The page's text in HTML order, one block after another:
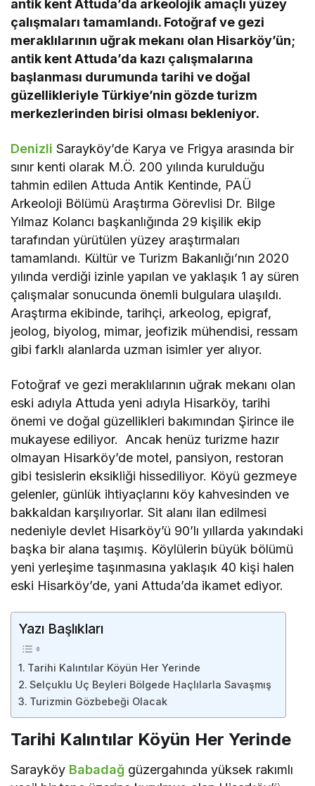
antik kent Attuda’da arkeolojik amaçlı yüzey
çalışmaları tamamlandı. Fotoğraf ve gezi
meraklılarının uğrak mekanı olan Hisarköy’ün;
antik kent Attuda’da kazı çalışmalarına
başlanması durumunda tarihi ve doğal
güzellikleriyle Türkiye’nin gözde turizm
merkezlerinden birisi olması bekleniyor.
Denizli Sarayköy’de Karya ve Frigya arasında bir
sınır kenti olarak M.Ö. 200 yılında kurulduğu
tahmin edilen Attuda Antik Kentinde, PAÜ
Arkeoloji Bölümü Araştırma Görevlisi Dr. Bilge
Yılmaz Kolancı başkanlığında 29 kişilik ekip
tarafından yürütülen yüzey araştırmaları
tamamlandı. Kültür ve Turizm Bakanlığı’nın 2020
yılında verdiği izinle yapılan ve yaklaşık 1 ay süren
çalışmalar sonucunda önemli bulgulara ulaşıldı.
Araştırma ekibinde, tarihçi, arkeolog, epigraf,
jeolog, biyolog, mimar, jeofizik mühendisi, ressam
gibi farklı alanlarda uzman isimler yer alıyor.
Fotoğraf ve gezi meraklılarının uğrak mekanı olan
eski adıyla Attuda yeni adıyla Hisarköy, tarihi
önemi ve doğal güzellikleri bakımından Şirince ile
mukayese ediliyor. Ancak henüz turizme hazır
olmayan Hisarköy’de motel, pansiyon, restoran
gibi tesislerin eksikliği hissediliyor. Köyü gezmeye
gelenler, günlük ihtiyaçlarını köy kahvesinden ve
bakkaldan karşılıyorlar. Sit alanı ilan edilmesi
nedeniyle devlet Hisarköy’ü 90’lı yıllarda yakındaki
başka bir alana taşımış. Köylülerin büyük bölümü
yeni yerleşime taşınmasına yaklaşık 40 kişi halen
eski Hisarköy’de, yani Attuda’da ikamet ediyor.
Yazı Başlıkları
Tarihi Kalıntılar Köyün Her Yerinde
Selçuklu Uç Beyleri Bölgede Haçlılarla Savaşmış
Turizmin Gözbebeği Olacak
Tarihi Kalıntılar Köyün Her Yerinde
Sarayköy Babadağ güzergahında yüksek rakımlı